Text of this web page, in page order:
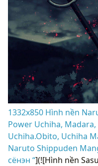
1332x850 Hình nền
Power Uchiha,
Uchiha.Obito, Uchiha
Naruto Shippuden
сёнэн “](![Hình nền